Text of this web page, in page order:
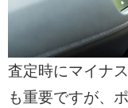
査定時にマイナ
も重要ですが、